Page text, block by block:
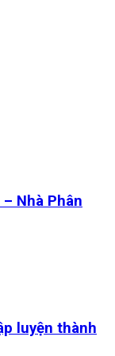
Nhà Phân
luyện thành